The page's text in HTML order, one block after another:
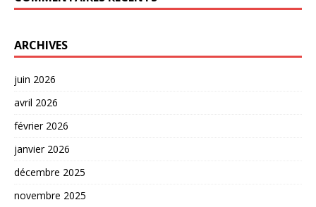
ARCHIVES
juin 2026
avril 2026
février 2026
janvier 2026
décembre 2025
novembre 2025